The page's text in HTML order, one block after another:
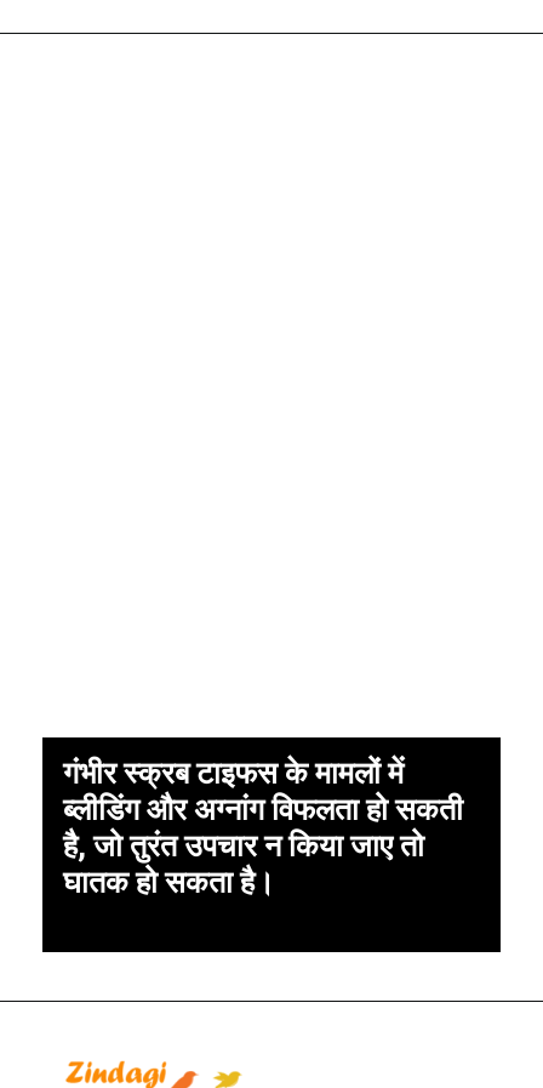
गंभीर स्क्रब टाइफस के मामलों में
ब्लीडिंग और अग्नांग विफलता हो सकती
है, जो तुरंत उपचार न किया जाए तो
घातक हो सकता है।